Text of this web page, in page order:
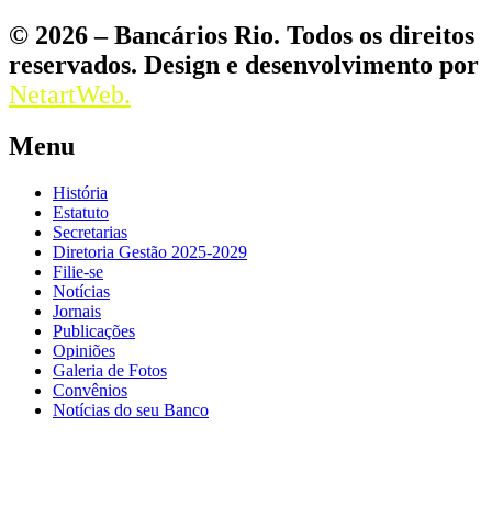
© 2026 – Bancários Rio. Todos os direitos
reservados. Design e desenvolvimento por
NetartWeb.
Menu
História
Estatuto
Secretarias
Diretoria Gestão 2025-2029
Filie-se
Notícias
Jornais
Publicações
Opiniões
Galeria de Fotos
Convênios
Notícias do seu Banco